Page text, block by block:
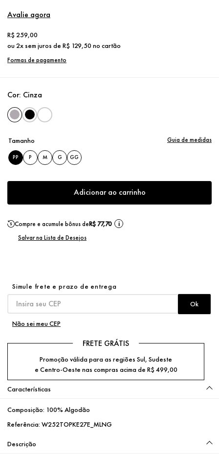
Avalie agora
R$ 259,00
ou2x sem juros de R$ 129,50 no cartão
Formas de pagamento
Cor: Cinza
Tamanho
PP P M G GG
Guia de medidas
Adicionar ao carrinho
Compre e acumule bônus deR$ 77,70 i
Não sei meu CEP
FRETE GRÁTIS
Promoção válida para as regiões Sul, Sudeste
e Centro-Oeste nas compras acima de R$ 499,00
Características
Composição: 100% Algodão
Referência: W252TOPKE27E_MLNG
Descrição